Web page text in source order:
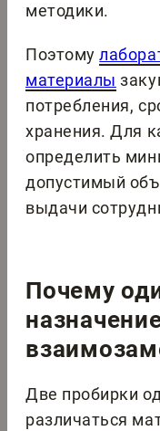
методики.
Поэтому
материалы
потребления,
хранения. Для
определить
допустимый
выдачи
Почему
Две пробирки
различаться